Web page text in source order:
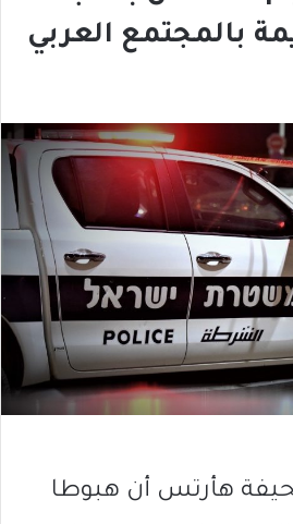
هأرتس أن هبوطا